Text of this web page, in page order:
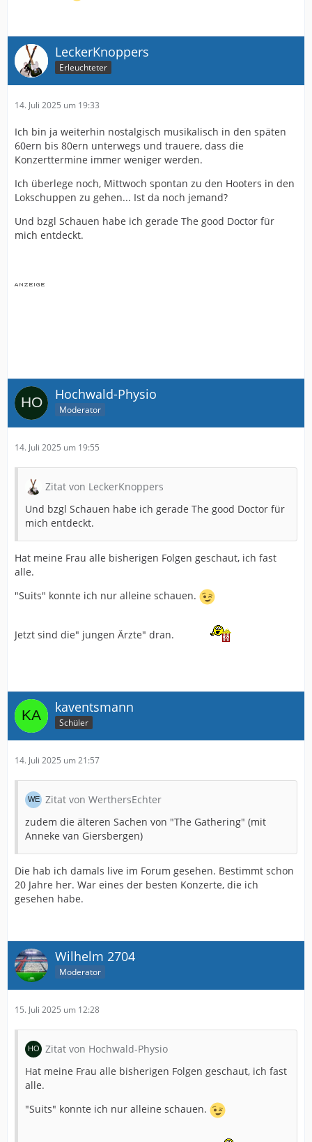
LeckerKnoppers
Erleuchteter
14. Juli 2025 um 19:33
Ich bin ja weiterhin nostalgisch musikalisch in den späten
60ern bis 80ern unterwegs und trauere, dass die
Konzerttermine immer weniger werden.
Ich überlege noch, Mittwoch spontan zu den Hooters in den
Lokschuppen zu gehen... Ist da noch jemand?
Und bzgl Schauen habe ich gerade The good Doctor für
mich entdeckt.
Hochwald-Physio
Moderator
14. Juli 2025 um 19:55
Zitat von LeckerKnoppers
Und bzgl Schauen habe ich gerade The good Doctor für
mich entdeckt.
Hat meine Frau alle bisherigen Folgen geschaut, ich fast
alle.
"Suits" konnte ich nur alleine schauen.
Jetzt sind die" jungen Ärzte" dran.
kaventsmann
Schüler
14. Juli 2025 um 21:57
Zitat von WerthersEchter
zudem die älteren Sachen von "The Gathering" (mit
Anneke van Giersbergen)
Die hab ich damals live im Forum gesehen. Bestimmt schon
20 Jahre her. War eines der besten Konzerte, die ich
gesehen habe.
Wilhelm 2704
Moderator
15. Juli 2025 um 12:28
Zitat von Hochwald-Physio
Hat meine Frau alle bisherigen Folgen geschaut, ich fast
alle.
"Suits" konnte ich nur alleine schauen.